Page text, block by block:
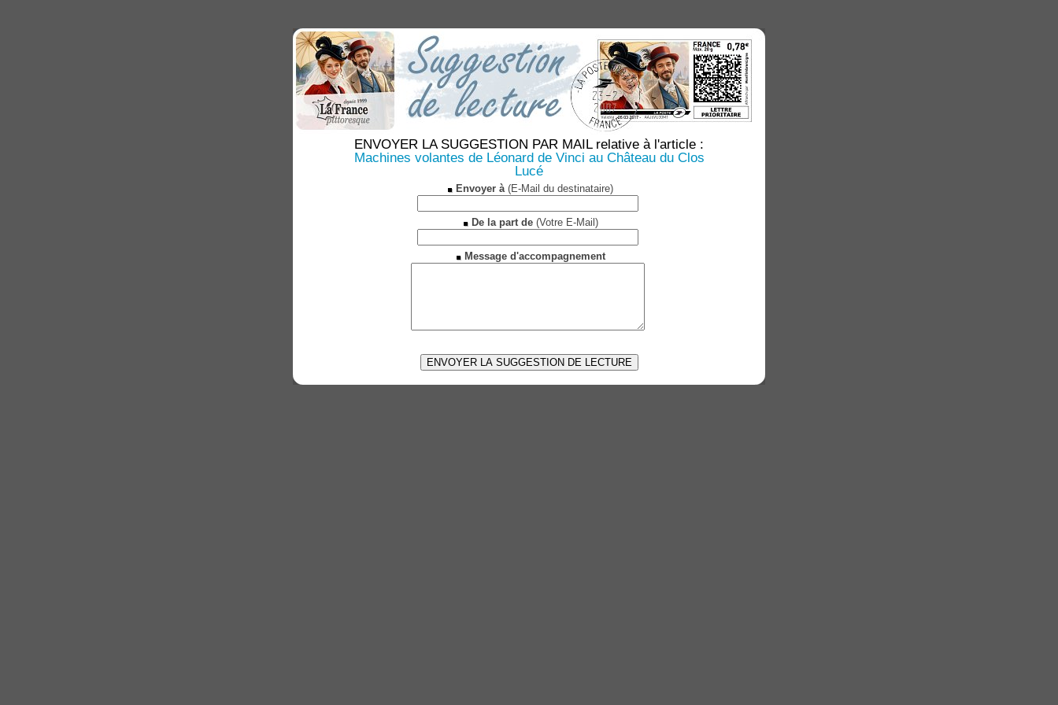
ENVOYER LA SUGGESTION PAR MAIL relative à l'article :
Machines volantes de Léonard de Vinci au Château du Clos
Lucé
Envoyer à(E-Mail du destinataire)
De la part de(Votre E-Mail)
Message d'accompagnement